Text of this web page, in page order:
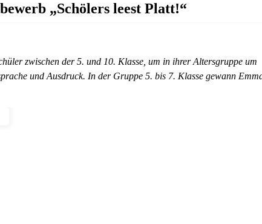
„Schölers leest Platt!“
zwischen der 5. und 10. Klasse, um in ihrer Altersgruppe um
und Ausdruck. In der Gruppe 5. bis 7. Klasse gewann